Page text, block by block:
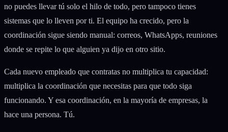
no puedes llevar tú solo el hilo de todo, pero tampoco tienes
sistemas que lo lleven por ti. El equipo ha crecido, pero la
coordinación sigue siendo manual: correos, WhatsApps, reuniones
donde se repite lo que alguien ya dijo en otro sitio.
Cada nuevo empleado que contratas no multiplica tu capacidad:
multiplica la coordinación que necesitas para que todo siga
funcionando. Y esa coordinación, en la mayoría de empresas, la
hace una persona. Tú.